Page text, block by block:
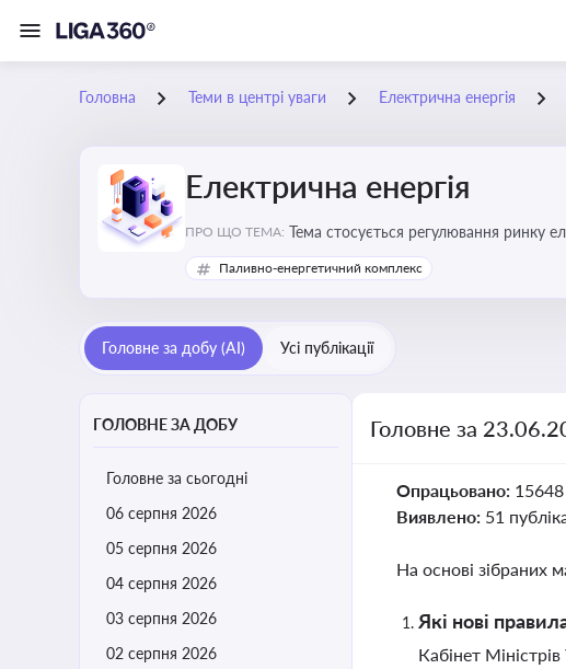
Головна Теми в центрі уваги Електрична енергія
Електрична енергія
ПРО ЩО ТЕМА: Тема стосується регулювання ринку
Паливно-енергетичний комплекс
Головне за добу (AI) Усі публікації
ГОЛОВНЕ ЗА ДОБУ
Головне за сьогодні
06 серпня 2026
05 серпня 2026
04 серпня 2026
03 серпня 2026
02 серпня 2026
Головне за
Опрацьовано:
Виявлено: 51
На основі зібраних
Які нові
Кабінет